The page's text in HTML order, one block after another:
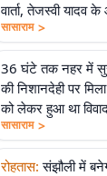
वार्ता, तेजस्वी यादव
सासाराम >
36 घंटे तक नहर में
की निशानदेही पर
को लेकर हुआ था
सासाराम >
रोहतास: संझौली में